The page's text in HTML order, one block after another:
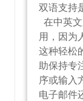
双语支持
在中英
用，因为
这种轻松
助保持专
序或输入
电子邮件